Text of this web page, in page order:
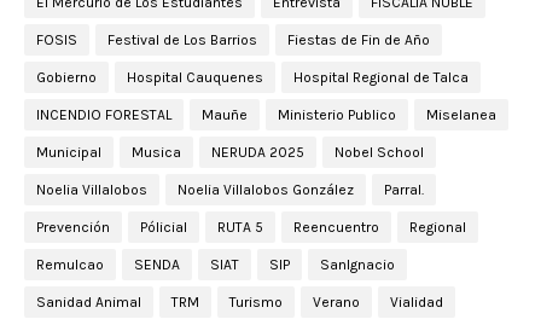
FOSIS Festival de Los Barrios Fiestas de Fin de Año
Gobierno Hospital Cauquenes Hospital Regional de Talca
INCENDIO FORESTAL Mauñe Ministerio Publico Miselanea
Municipal Musica NERUDA 2025 Nobel School
Noelia Villalobos Noelia Villalobos González Parral.
Prevención Pólicial RUTA 5 Reencuentro Regional
Remulcao SENDA SIAT SIP SanIgnacio
Sanidad Animal TRM Turismo Verano Vialidad